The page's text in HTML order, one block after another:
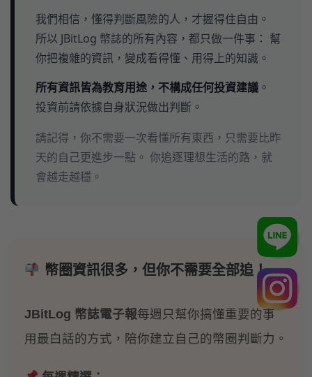
我們相信，懂得判斷風險的人，才握得住自由。
所以 JBitLog 幣誌的所有內容，都只做一件事： 幫
你把複雜的資訊，變成看得懂、用得上的知識。
所有資訊皆為教育用途，不構成任何投資建議 。
投資前請依據自身狀況做出判斷。
請記得，你不需要一次看懂所有東西，只需要比昨
天的自己更進步一點。 你追逐理想生活的路，就
會越走越穩。
幣圈資訊很多，但你不需要全部追！
JBitLog 幣誌電子報每週只幫你搞懂重要的事
用最白話的方式，陪你建立自己的幣圈判斷力。